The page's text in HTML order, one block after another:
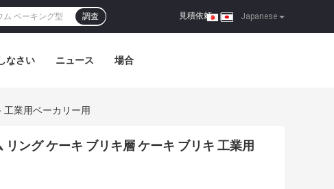
Japanese
見積依頼 |
調査
なさい ニュース 場合
工業用ベーカリー用
ング ケーキ ブリキ層 ケーキ ブリキ 工業用